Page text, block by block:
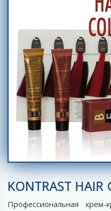
KONTRAST HAIR
Профессиональная